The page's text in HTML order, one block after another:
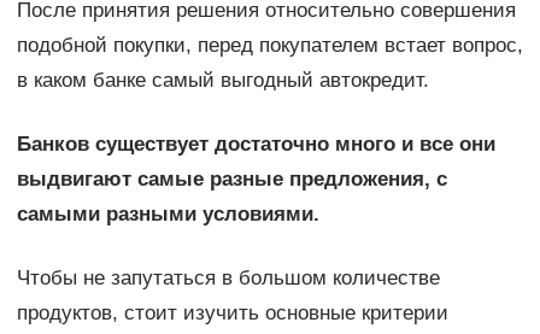
После принятия решения относительно совершения
подобной покупки, перед покупателем встает вопрос,
в каком банке самый выгодный автокредит.
Банков существует достаточно много и все они
выдвигают самые разные предложения, с
самыми разными условиями.
Чтобы не запутаться в большом количестве
продуктов, стоит изучить основные критерии